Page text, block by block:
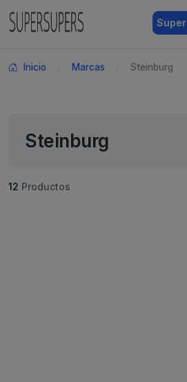
Super
Inicio Marcas Steinburg
Steinburg
12 Productos